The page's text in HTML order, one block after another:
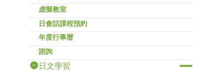
虚擬教室
日會話課程預約
年度行事暦
諮詢
日文學習